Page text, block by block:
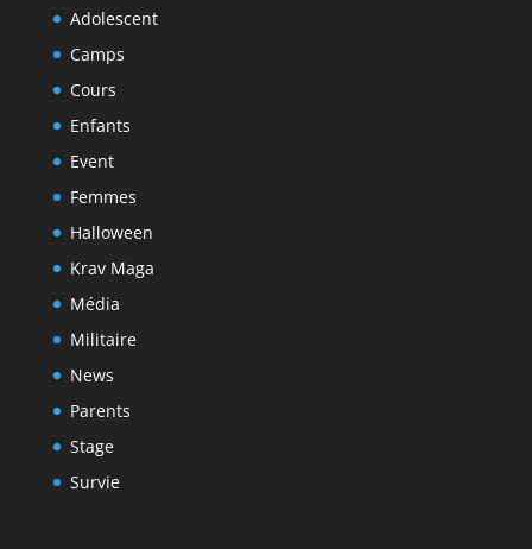
Adolescent
Camps
Cours
Enfants
Event
Femmes
Halloween
Krav Maga
Média
Militaire
News
Parents
Stage
Survie